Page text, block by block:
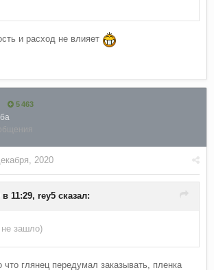
и расход не влияет
5 463
2020
в 11:29, rey5 сказал:
зашло)
что глянец передумал заказывать, пленка